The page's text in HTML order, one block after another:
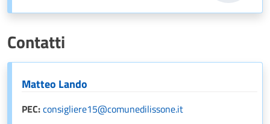
Contatti
Matteo Lando
PEC:consigliere15@comunedilissone.it